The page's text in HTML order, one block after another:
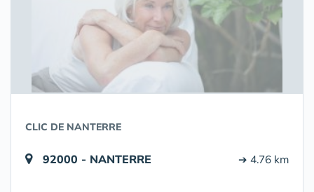
CLIC DE NANTERRE
92000 - NANTERRE ➔ 4.76 km